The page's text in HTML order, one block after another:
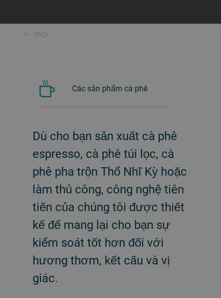
BACK
Các sản phẩm cà phê
Dù cho bạn sản xuất cà phê
espresso, cà phê túi lọc, cà
phê pha trộn Thổ Nhĩ Kỳ hoặc
làm thủ công, công nghệ tiên
tiến của chúng tôi được thiết
kế để mang lại cho bạn sự
kiểm soát tốt hơn đối với
hương thơm, kết cấu và vị
giác.